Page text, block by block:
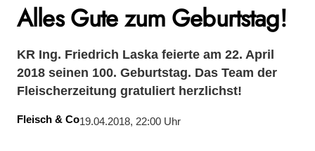
Alles Gute zum Geburtstag!
KR Ing. Friedrich Laska feierte am 22. April
2018 seinen 100. Geburtstag. Das Team der
Fleischerzeitung gratuliert herzlichst!
Fleisch & Co19.04.2018, 22:00 Uhr